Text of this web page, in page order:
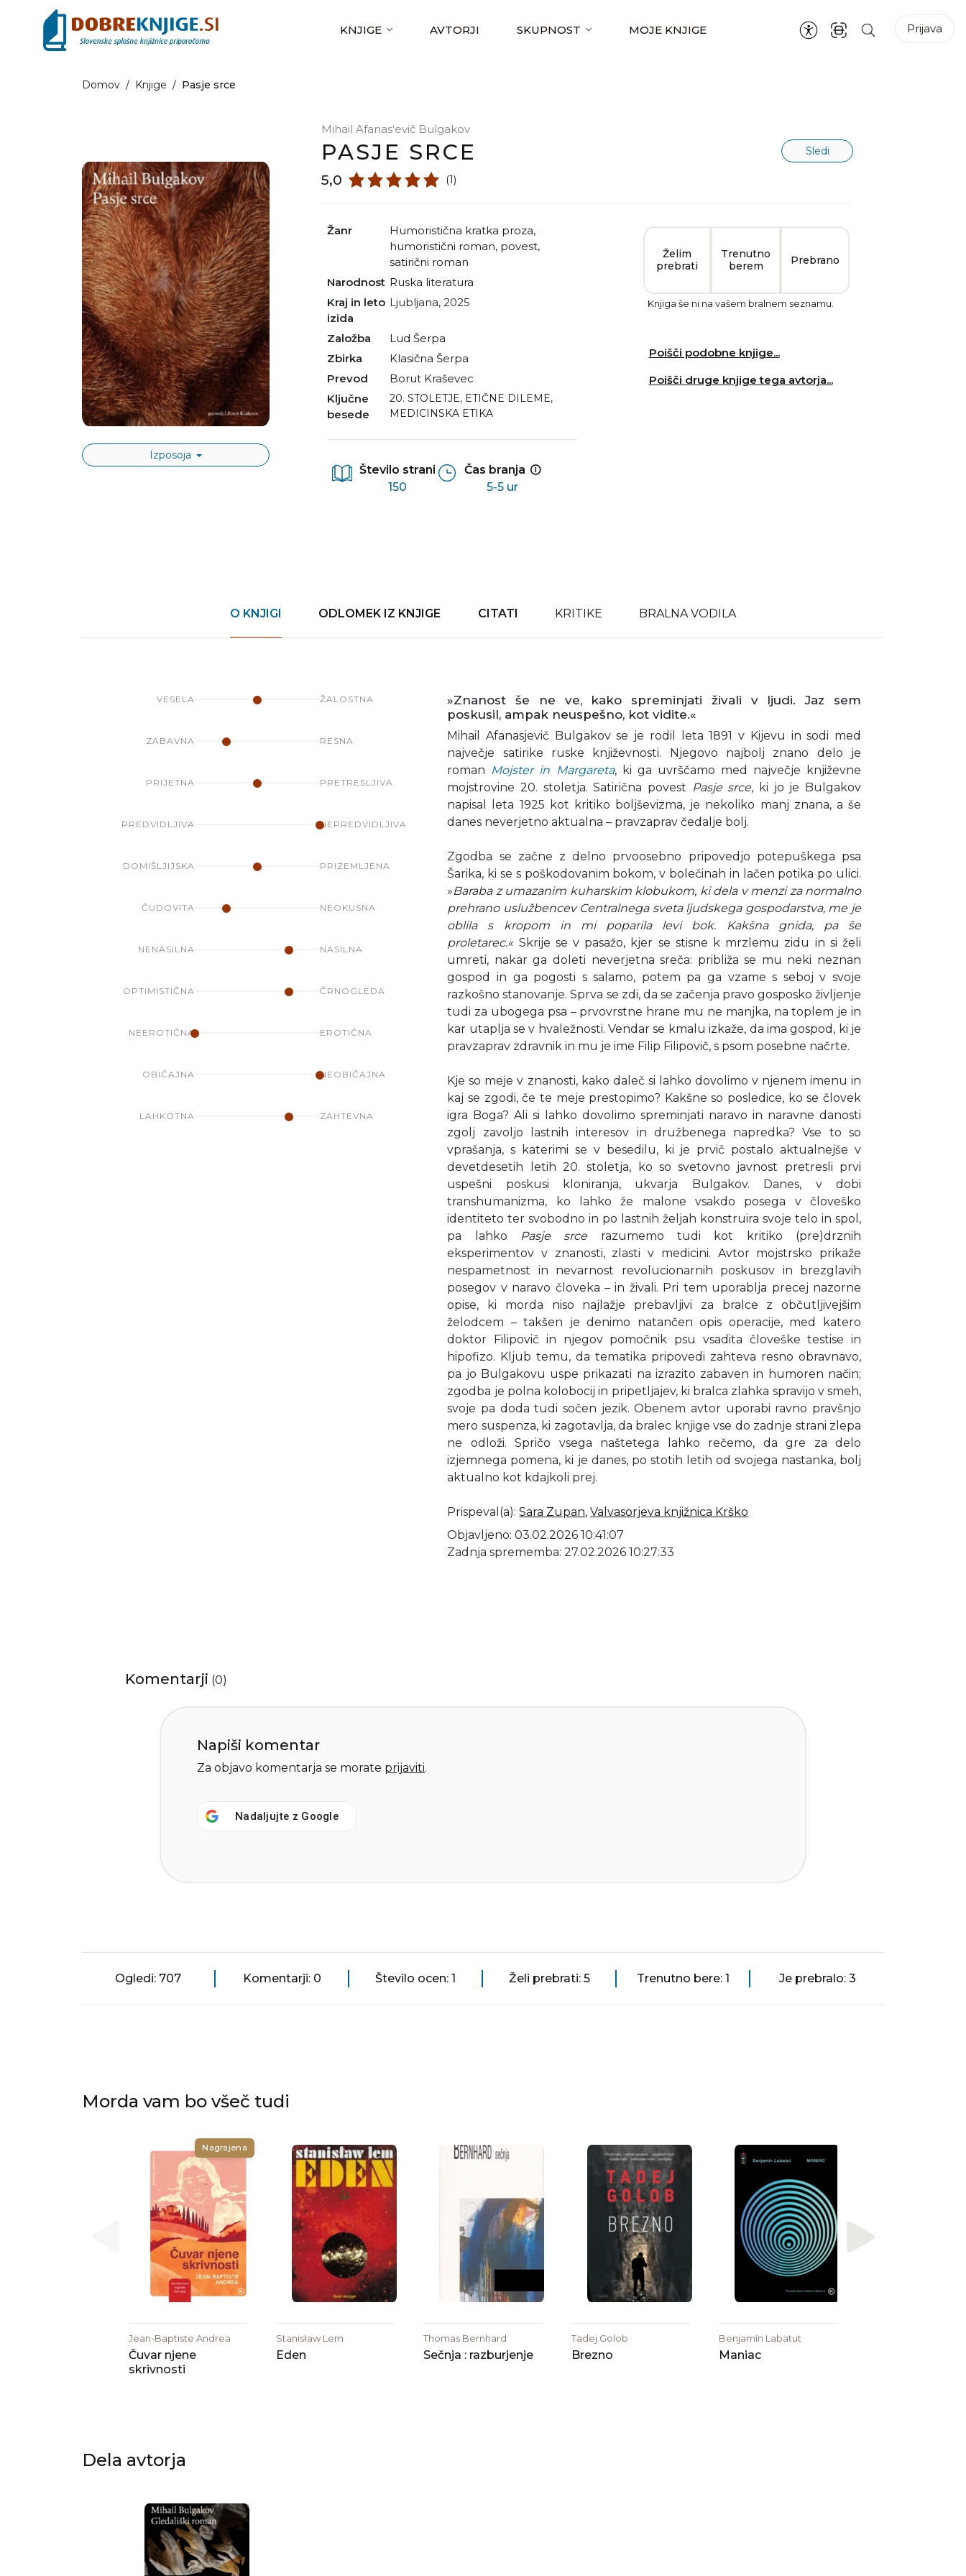
KNJIGE AVTORJI SKUPNOST MOJE KNJIGE Prijava
Domov / Knjige / Pasje srce
Izposoja
Mihail Afanasʹevič Bulgakov
PASJE SRCE Sledi
5,0 (1)
Žanr humoristična kratka proza,
humoristični roman, povest,
satirični roman
Narodnost
ruska literatura
Kraj in leto
izida
Ljubljana, 2025
Založba
Lud Šerpa
Zbirka
Klasična Šerpa
Prevod
Borut Kraševec
Ključne
besede
20. STOLETJE, ETIČNE DILEME,
MEDICINSKA ETIKA
Število strani
150
Čas branja
5-5 ur
Želim
prebrati
Trenutno
berem
Prebrano
Knjiga še ni na vašem bralnem seznamu.
Poišči podobne knjige...
Poišči druge knjige tega avtorja...
O KNJIGI ODLOMEK IZ KNJIGE CITATI KRITIKE BRALNA VODILA
VESELA ŽALOSTNA
ZABAVNA RESNA
PRIJETNA PRETRESLJIVA
PREDVIDLJIVA NEPREDVIDLJIVA
DOMIŠLJIJSKA PRIZEMLJENA
ČUDOVITA NEOKUSNA
NENASILNA NASILNA
OPTIMISTIČNA ČRNOGLEDA
NEEROTIČNA EROTIČNA
OBIČAJNA NEOBIČAJNA
LAHKOTNA ZAHTEVNA
»Znanost še ne ve, kako spreminjati živali v ljudi. Jaz sem
poskusil, ampak neuspešno, kot vidite.«
Mihail Afanasjevič Bulgakov se je rodil leta 1891 v Kijevu in sodi med
največje satirike ruske književnosti. Njegovo najbolj znano delo je
roman Mojster in Margareta, ki ga uvrščamo med največje književne
mojstrovine 20. stoletja. Satirična povest Pasje srce, ki jo je Bulgakov
napisal leta 1925 kot kritiko boljševizma, je nekoliko manj znana, a še
danes neverjetno aktualna – pravzaprav čedalje bolj.
Zgodba se začne z delno prvoosebno pripovedjo potepuškega psa
Šarika, ki se s poškodovanim bokom, v bolečinah in lačen potika po ulici.
»Baraba z umazanim kuharskim klobukom, ki dela v menzi za normalno
prehrano uslužbencev Centralnega sveta ljudskega gospodarstva, me je
oblila s kropom in mi poparila levi bok. Kakšna gnida, pa še
proletarec.«Skrije se v pasažo, kjer se stisne k mrzlemu zidu in si želi
umreti, nakar ga doleti neverjetna sreča: približa se mu neki neznan
gospod in ga pogosti s salamo, potem pa ga vzame s seboj v svoje
razkošno stanovanje. Sprva se zdi, da se začenja pravo gosposko življenje
tudi za ubogega psa – prvovrstne hrane mu ne manjka, na toplem je in
kar utaplja se v hvaležnosti. Vendar se kmalu izkaže, da ima gospod, ki je
pravzaprav zdravnik in mu je ime Filip Filipovič, s psom posebne načrte.
Kje so meje v znanosti, kako daleč si lahko dovolimo v njenem imenu in
kaj se zgodi, če te meje prestopimo? Kakšne so posledice, ko se človek
igra Boga? Ali si lahko dovolimo spreminjati naravo in naravne danosti
zgolj zavoljo lastnih interesov in družbenega napredka? Vse to so
vprašanja, s katerimi se v besedilu, ki je prvič postalo aktualnejše v
devetdesetih letih 20. stoletja, ko so svetovno javnost pretresli prvi
uspešni poskusi kloniranja, ukvarja Bulgakov. Danes, v dobi
transhumanizma, ko lahko že malone vsakdo posega v človeško
identiteto ter svobodno in po lastnih željah konstruira svoje telo in spol,
pa lahko
Pasje srcerazumemo tudi kot kritiko (pre)drznih
eksperimentov v znanosti, zlasti v medicini. Avtor mojstrsko prikaže
nespametnost in nevarnost revolucionarnih poskusov in brezglavih
posegov v naravo človeka – in živali. Pri tem uporablja precej nazorne
opise, ki morda niso najlažje prebavljivi za bralce z občutljivejšim
želodcem – takšen je denimo natančen opis operacije, med katero
doktor Filipovič in njegov pomočnik psu vsadita človeške testise in
hipofizo. Kljub temu, da tematika pripovedi zahteva resno obravnavo,
pa jo Bulgakovu uspe prikazati na izrazito zabaven in humoren način;
zgodba je polna kolobocij in pripetljajev, ki bralca zlahka spravijo v smeh,
svoje pa doda tudi sočen jezik. Obenem avtor uporabi ravno pravšnjo
mero suspenza, ki zagotavlja, da bralec knjige vse do zadnje strani zlepa
ne odloži. Spričo vsega naštetega lahko rečemo, da gre za delo
izjemnega pomena, ki je danes, po stotih letih od svojega nastanka, bolj
aktualno kot kdajkoli prej.
Prispeval(a):Sara Zupan,Valvasorjeva knjižnica Krško
Objavljeno: 03.02.2026 10:41:07
Zadnja sprememba: 27.02.2026 10:27:33
Komentarji (0)
Napiši komentar
Za objavo komentarja se morate prijaviti.
Nadaljujte z Google
Ogledi: 707 Komentarji: 0 Število ocen: 1 Želi prebrati: 5 Trenutno bere: 1 Je prebralo: 3
Morda vam bo všeč tudi
Nagrajena
Jean-Baptiste Andrea
Čuvar njene
skrivnosti
Stanisław Lem
Eden
Thomas Bernhard
Sečnja : razburjenje
Tadej Golob
Brezno
Benjamín Labatut
Maniac
Dela avtorja